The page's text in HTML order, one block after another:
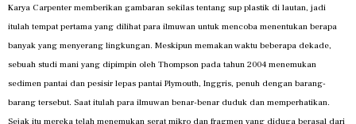
Karya Carpenter memberikan gambaran sekilas tentang sup plastik di lautan, jadi
itulah tempat pertama yang dilihat para ilmuwan untuk mencoba menentukan berapa
banyak yang menyerang lingkungan. Meskipun memakan waktu beberapa dekade,
sebuah studi mani yang dipimpin oleh Thompson pada tahun 2004 menemukan
sedimen pantai dan pesisir lepas pantai Plymouth, Inggris, penuh dengan barang-
barang tersebut. Saat itulah para ilmuwan benar-benar duduk dan memperhatikan.
Sejak itu mereka telah menemukan serat mikro dan fragmen yang diduga berasal dari